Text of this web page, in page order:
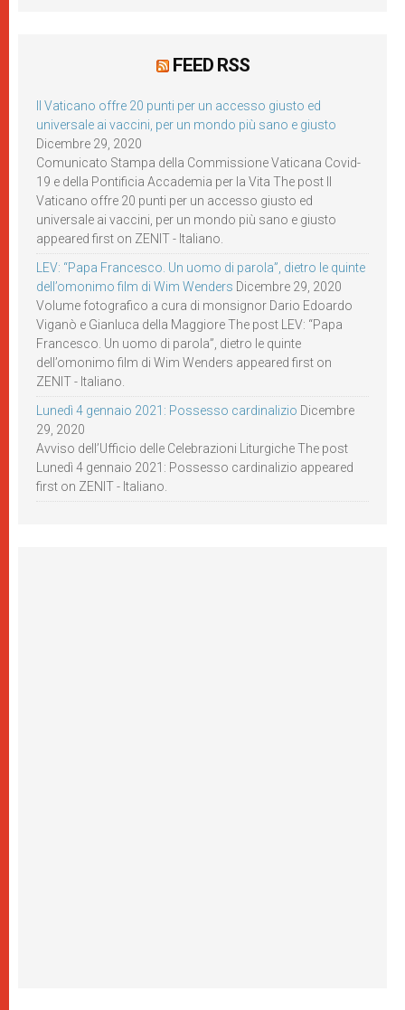
FEED RSS
Il Vaticano offre 20 punti per un accesso giusto ed
universale ai vaccini, per un mondo più sano e giusto
Dicembre 29, 2020
Comunicato Stampa della Commissione Vaticana Covid-
19 e della Pontificia Accademia per la Vita The post Il
Vaticano offre 20 punti per un accesso giusto ed
universale ai vaccini, per un mondo più sano e giusto
appeared first on ZENIT - Italiano.
LEV: “Papa Francesco. Un uomo di parola”, dietro le quinte
dell’omonimo film di Wim Wenders Dicembre 29, 2020
Volume fotografico a cura di monsignor Dario Edoardo
Viganò e Gianluca della Maggiore The post LEV: “Papa
Francesco. Un uomo di parola”, dietro le quinte
dell’omonimo film di Wim Wenders appeared first on
ZENIT - Italiano.
Lunedì 4 gennaio 2021: Possesso cardinalizio Dicembre
29, 2020
Avviso dell’Ufficio delle Celebrazioni Liturgiche The post
Lunedì 4 gennaio 2021: Possesso cardinalizio appeared
first on ZENIT - Italiano.